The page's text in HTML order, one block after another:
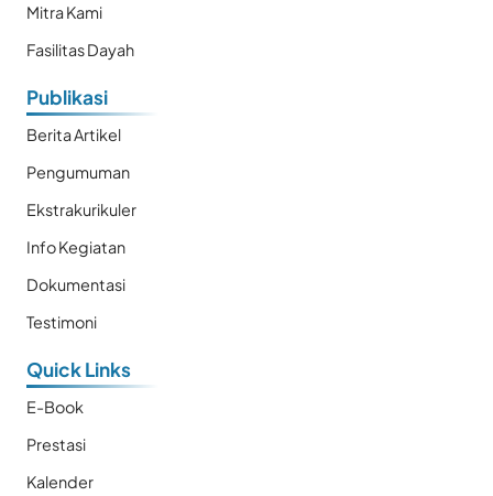
Mitra Kami
Fasilitas Dayah
Publikasi
Berita Artikel
Pengumuman
Ekstrakurikuler
Info Kegiatan
Dokumentasi
Testimoni
Quick Links
E-Book
Prestasi
Kalender